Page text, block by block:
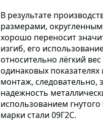
В результате
размерами,
хорошо переносит
изгиб, его
относительно лёгкий
одинаковых
монтаж, следовательно,
надежность
использованием
марки стали 09Г2С.